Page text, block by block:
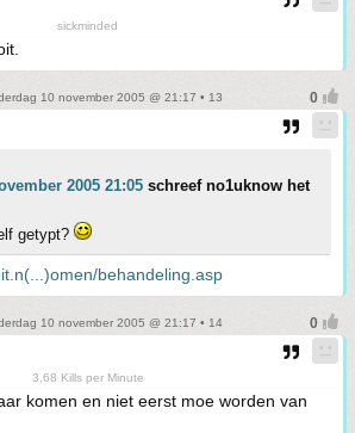
sickminded
10 november 2005 @ 21:17 • 13
2005 21:05 schreef no1uknow het
getypt?
behandeling.asp
10 november 2005 @ 21:17 • 14
3,68 Kills per Minute
komen en niet eerst moe worden van